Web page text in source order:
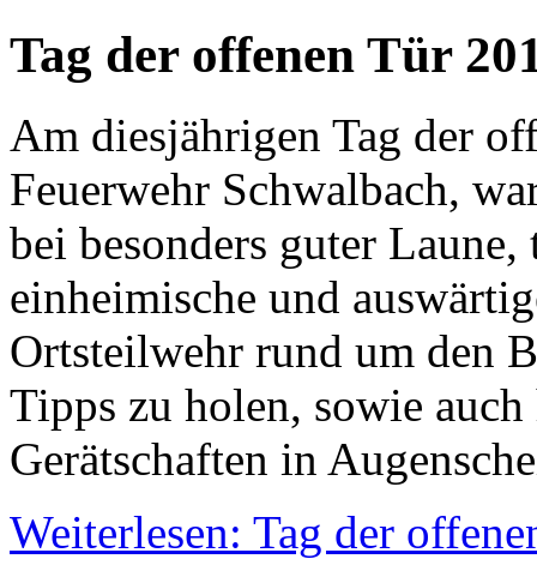
Tag der offenen Tür
Am diesjährigen Tag der
Feuerwehr Schwalbach,
bei besonders guter
einheimische und
Ortsteilwehr rund um den
Tipps zu holen, sowie
Gerätschaften in
Weiterlesen: Tag der